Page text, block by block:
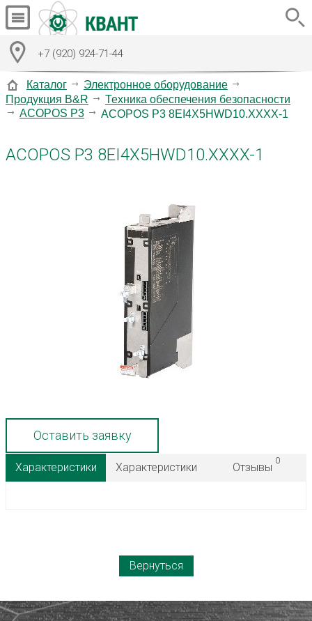
+7 (920) 924-71-44
Каталог
Электронное оборудование
Продукция B&R
Техника обеспечения безопасности
ACOPOS P3
ACOPOS P3 8EI4X5HWD10.XXXX-1
ACOPOS P3 8EI4X5HWD10.XXXX-1
Оставить заявку
Характеристики Характеристики Отзывы
0
Вернуться